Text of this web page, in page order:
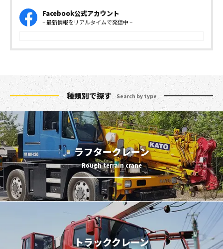
Facebook公式アカウント
− 最新情報をリアルタイムで発信中 −
種類別で探す Search by type
ラフタークレーン
トラッククレーン